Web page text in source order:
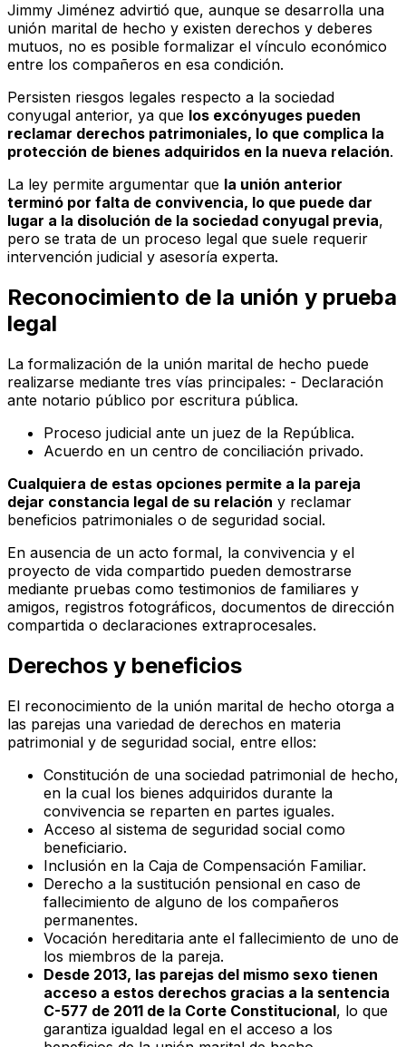
Jimmy Jiménez advirtió que, aunque se desarrolla una
unión marital de hecho y existen derechos y deberes
mutuos, no es posible formalizar el vínculo económico
entre los compañeros en esa condición.
Persisten riesgos legales respecto a la sociedad
conyugal anterior, ya que los excónyuges pueden
reclamar derechos patrimoniales, lo que complica la
protección de bienes adquiridos en la nueva relación.
La ley permite argumentar que la unión anterior
terminó por falta de convivencia, lo que puede dar
lugar a la disolución de la sociedad conyugal previa,
pero se trata de un proceso legal que suele requerir
intervención judicial y asesoría experta.
Reconocimiento de la unión y prueba
legal
La formalización de la unión marital de hecho puede
realizarse mediante tres vías principales: - Declaración
ante notario público por escritura pública.
Proceso judicial ante un juez de la República.
Acuerdo en un centro de conciliación privado.
Cualquiera de estas opciones permite a la pareja
dejar constancia legal de su relación y reclamar
beneficios patrimoniales o de seguridad social.
En ausencia de un acto formal, la convivencia y el
proyecto de vida compartido pueden demostrarse
mediante pruebas como testimonios de familiares y
amigos, registros fotográficos, documentos de dirección
compartida o declaraciones extraprocesales.
Derechos y beneficios
El reconocimiento de la unión marital de hecho otorga a
las parejas una variedad de derechos en materia
patrimonial y de seguridad social, entre ellos:
Constitución de una sociedad patrimonial de hecho,
en la cual los bienes adquiridos durante la
convivencia se reparten en partes iguales.
Acceso al sistema de seguridad social como
beneficiario.
Inclusión en la Caja de Compensación Familiar.
Derecho a la sustitución pensional en caso de
fallecimiento de alguno de los compañeros
permanentes.
Vocación hereditaria ante el fallecimiento de uno de
los miembros de la pareja.
Desde 2013, las parejas del mismo sexo tienen
acceso a estos derechos gracias a la sentencia
C-577 de 2011 de la Corte Constitucional, lo que
garantiza igualdad legal en el acceso a los